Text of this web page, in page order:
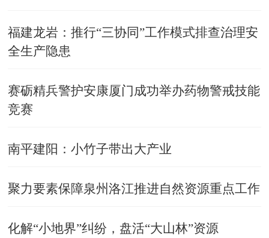
福建龙岩：推行“三协同”工作模式排查治理安
全生产隐患
赛砺精兵警护安康厦门成功举办药物警戒技能
竞赛
南平建阳：小竹子带出大产业
聚力要素保障泉州洛江推进自然资源重点工作
化解“小地界”纠纷，盘活“大山林”资源